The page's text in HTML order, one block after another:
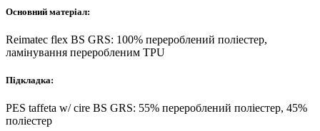
Основний матеріал:
Reimatec flex BS GRS: 100% перероблений поліестер,
ламінування переробленим TPU
Підкладка:
PES taffeta w/ cire BS GRS: 55% перероблений поліестер, 45%
поліестер